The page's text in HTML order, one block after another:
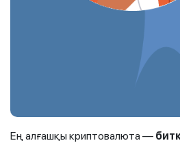
Ең алғашқы криптовалюта —